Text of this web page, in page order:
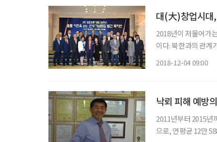
대(大)창업시대
2018년이 저물어가
이다. 북한과의 관계
2018-12-04 09:00
낙뢰 피해 예방
2011년부터 2015년
으로, 연평균 12만